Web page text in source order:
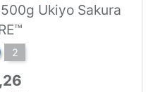
Ukiyo Sakura
2